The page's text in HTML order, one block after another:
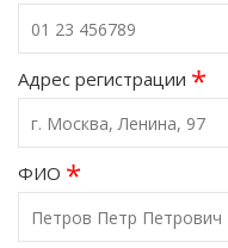
Адрес регистрации *
ФИО *